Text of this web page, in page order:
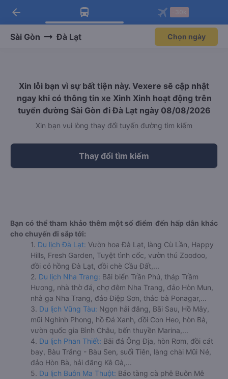
Tải app Vexere ngay!
Nhận ưu đãi thành viên độc
Mở app
Tải app Vexere
-30k/ghế khi đặt vé máy bay qua
Mở app
arrow_back
Sài Gòn Đà Lạt Chọn ngày
Xin lỗi bạn vì sự bất tiện này. Vexere sẽ cập nhật
ngay khi có thông tin xe Xinh Xinh hoạt động trên
tuyến đường Sài Gòn đi Đà Lạt ngày 08/08/2026
Xin bạn vui lòng thay đổi tuyến đường tìm kiếm
Thay đổi tìm kiếm
Bạn có thể tham khảo thêm một số điểm đến hấp dẫn khác
cho chuyến đi sắp tới:
1. Du lịch Đà Lạt: Vườn hoa Đà Lạt, làng Cù Lần, Happy
Hills, Fresh Garden, Tuyệt tình cốc, vườn thú Zoodoo,
đồi cỏ hồng Đà Lạt, đồi chè Cầu Đất,...
2. Du lịch Nha Trang: Bãi biển Trần Phú, tháp Trầm
Hương, nhà thờ đá, chợ đêm Nha Trang, đảo Hòn Mun,
nhà ga Nha Trang, đảo Điệp Sơn, thác bà Ponagar,...
3. Du lịch Vũng Tàu: Ngọn hải đăng, Bãi Sau, Hồ Mây,
mũi Nghinh Phong, hồ Đá Xanh, đồi Con Heo, hòn Bà,
vườn quốc gia Bình Châu, bến thuyền Marina,...
4. Du lịch Phan Thiết: Bãi đá Ông Địa, hòn Rơm, đồi cát
bay, Bàu Trắng - Bàu Sen, suối Tiên, làng chài Mũi Né,
đảo Hòn Bà, hải đăng Kê Gà,...
5. Du lịch Buôn Ma Thuột: Bảo tàng cà phê Buôn Mê